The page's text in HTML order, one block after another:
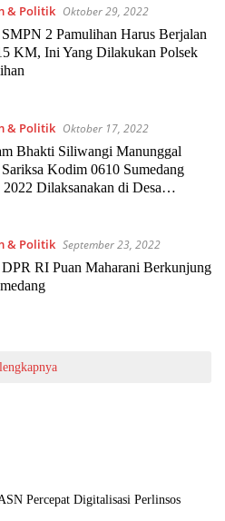
& Politik Oktober 29, 2022
2 Pamulihan Harus Berjalan
KM, Ini Yang Dilakukan Polsek
& Politik Oktober 17, 2022
Bhakti Siliwangi Manunggal
Sariksa Kodim 0610 Sumedang
2022 Dilaksanakan di Desa
& Politik September 23, 2022
RI Puan Maharani Berkunjung
Percepat Digitalisasi Perlinsos